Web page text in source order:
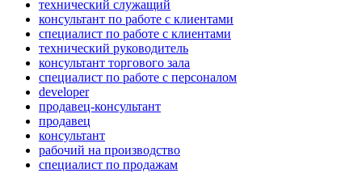
технический служащий
консультант по работе с клиентами
специалист по работе с клиентами
технический руководитель
консультант торгового зала
специалист по работе с персоналом
developer
продавец-консультант
продавец
консультант
рабочий на производство
специалист по продажам